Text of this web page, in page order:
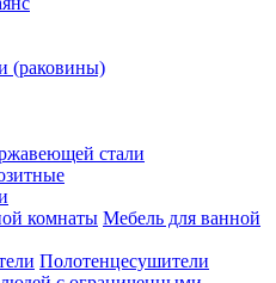
(раковины)
стали
Мебель для ванной
Полотенцесушители